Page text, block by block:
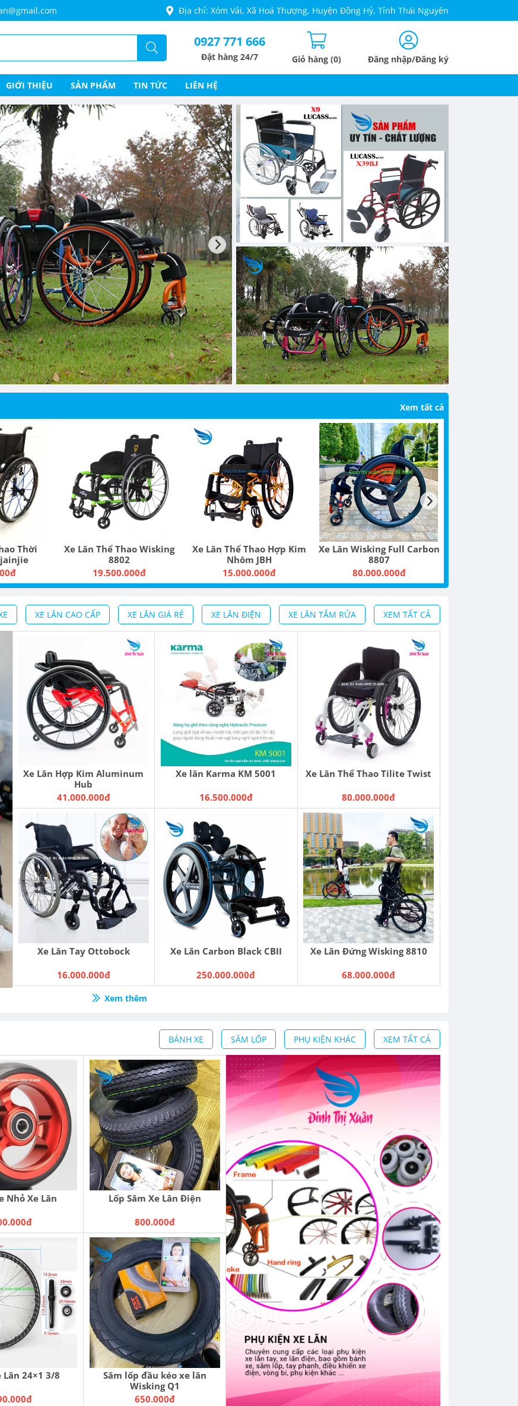
Địa chỉ: Xóm Vải, Xã Hoá Thượng, Huyện Đồng Hỷ, Tỉnh Thái Nguyên
0927 771 666
Đặt hàng 24/7 Giỏ hàng (0) Đăng nhập/Đăng ký
GIỚI THIỆU SẢN PHẨM TIN TỨC LIÊN HỆ
Xem tất cả
Xe Lăn Đứng Wisking 8810
Xe Lăn Thể Thao Wisking
Xe Lăn Thể Thao Hợp Kim
Xe Lăn Wisking Full Carbon
XE LĂN CAO CẤP XE LĂN GIÁ RẺ XE LĂN ĐIỆN XE LĂN TẮM RỬA XEM TẤT CẢ
Xe Lăn Hợp Kim Aluminum
Hub
41.000.000đ
Xe lăn Karma KM 5001
16.500.000đ
Xe Lăn Thể Thao Tilite Twist
80.000.000đ
Xe Lăn Tay Ottobock
16.000.000đ
Xe Lăn Carbon Black CBII
250.000.000đ
Xe Lăn Đứng Wisking 8810
68.000.000đ
Xem thêm
BÁNH XE SĂM LỐP PHỤ KIỆN KHÁC XEM TẤT CẢ
Nhỏ Xe Lăn
Lốp Săm Xe Lăn Điện
800.000đ
Lăn 24×1 3/8
Săm lốp đầu kéo xe lăn
Wisking Q1
650.000đ